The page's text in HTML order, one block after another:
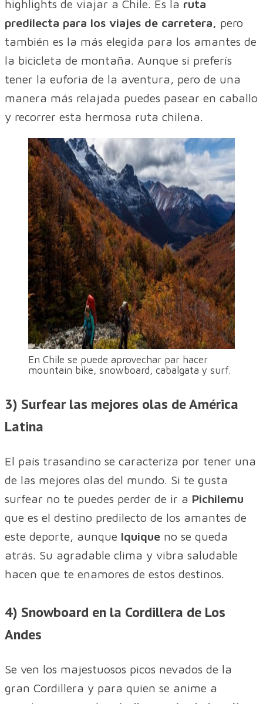
highlights de viajar a Chile. Es la ruta
predilecta para los viajes de carretera, pero
también es la más elegida para los amantes de
la bicicleta de montaña. Aunque si preferís
tener la euforia de la aventura, pero de una
manera más relajada puedes pasear en caballo​
y recorrer esta hermosa ruta chilena.
En Chile se puede aprovechar par hacer
mountain bike, snowboard, cabalgata y surf.
3) Surfear las mejores olas de América
Latina
El país trasandino se caracteriza por tener una
de las mejores olas del mundo. Si te gusta
surfear no te puedes perder de ir a Pichilemu
que es el destino predilecto de los amantes de
este deporte, aunque Iquique no se queda
atrás. Su agradable clima y vibra saludable
hacen que te enamores de estos destinos.
4) Snowboard en la Cordillera de Los
Andes
Se ven los majestuosos picos nevados de la
gran Cordillera y para quien se anime a